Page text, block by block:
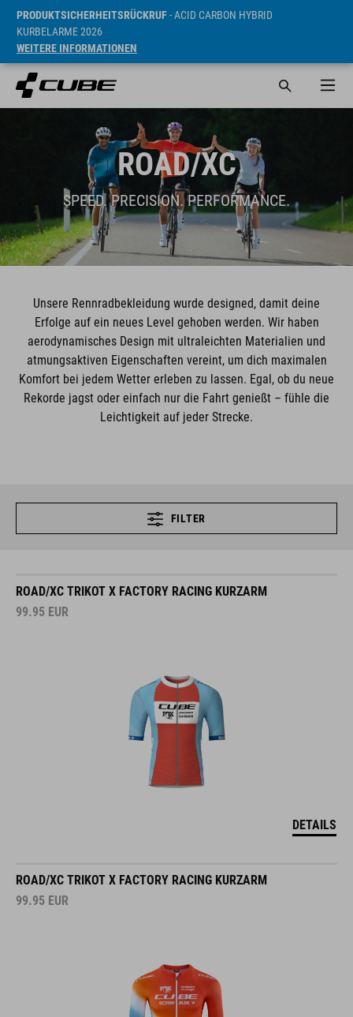
PRODUKTSICHERHEITSRÜCKRUF- ACID CARBON HYBRID
KURBELARME 2026
WEITERE INFORMATIONEN
ROAD/XC
SPEED. PRECISION. PERFORMANCE.
Unsere Rennradbekleidung wurde designed, damit deine
Erfolge auf ein neues Level gehoben werden. Wir haben
aerodynamisches Design mit ultraleichten Materialien und
atmungsaktiven Eigenschaften vereint, um dich maximalen
Komfort bei jedem Wetter erleben zu lassen. Egal, ob du neue
Rekorde jagst oder einfach nur die Fahrt genießt – fühle die
Leichtigkeit auf jeder Strecke.
FILTER
ROAD/XC TRIKOT X FACTORY RACING KURZARM
99.95 EUR
DETAILS
ROAD/XC TRIKOT X FACTORY RACING KURZARM
99.95 EUR